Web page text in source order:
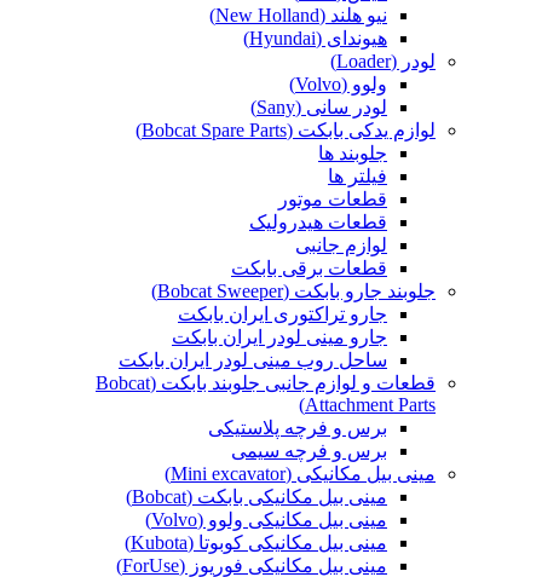
نیو هلند (New Holland)
هیوندای (Hyundai)
لودر (Loader)
ولوو (Volvo)
لودر سانی (Sany)
لوازم یدکی بابکت (Bobcat Spare Parts)
جلوبند ها
فیلتر ها
قطعات موتور
قطعات هیدرولیک
لوازم جانبی
قطعات برقی بابکت
جلوبند جارو بابکت (Bobcat Sweeper)
جارو تراکتوری ایران بابکت
جارو مینی لودر ایران بابکت
ساحل روب مینی لودر ایران بابکت
قطعات و لوازم جانبی جلوبند بابکت (Bobcat
Attachment Parts)
برس و فرچه پلاستیکی
برس و فرچه سیمی
مینی بیل مکانیکی (Mini excavator)
مینی بیل مکانیکی بابکت (Bobcat)
مینی بیل مکانیکی ولوو (Volvo)
مینی بیل مکانیکی کوبوتا (Kubota)
مینی بیل مکانیکی فوریوز (ForUse)